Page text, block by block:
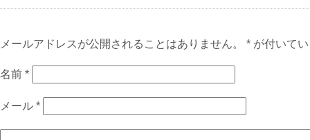
メールアドレスが公開されることはありません。 * が付いて
名前 *
メール *